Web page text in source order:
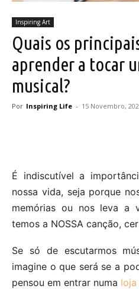
Inspiring Art
Quais os
aprender a tocar
musical?
Por Inspiring Life - 15 Novembro,
É indiscutível a
nossa vida, seja porque
memórias ou nos leva a
temos a NOSSA canção,
Se só de escutarmos
imagine o que será se a
pensou em entrar numa